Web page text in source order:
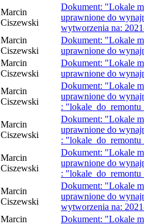
Marcin
Ciszewski
Dokument: "Lokale
uprawnione do
wytworzenia na:
Marcin
Ciszewski
Dokument: "Lokale
uprawnione do
Marcin
Ciszewski
Dokument: "Lokale
uprawnione do
Marcin
Ciszewski
Dokument: "Lokale
uprawnione do
:
Marcin
Ciszewski
Dokument: "Lokale
uprawnione do
:
Marcin
Ciszewski
Dokument: "Lokale
uprawnione do
:
Marcin
Ciszewski
Dokument: "Lokale
uprawnione do
wytworzenia na:
Marcin
Dokument: "Lokale